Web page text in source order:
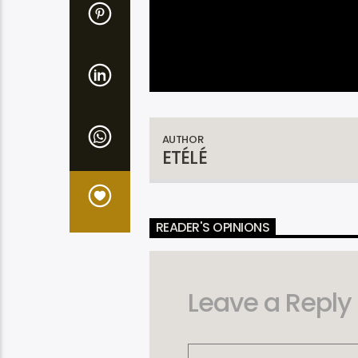
AUTHOR
ETÉLÉ
READER'S OPINIONS
Leave a Reply